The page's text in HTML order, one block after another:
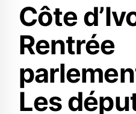
Côte
Rentrée
Les